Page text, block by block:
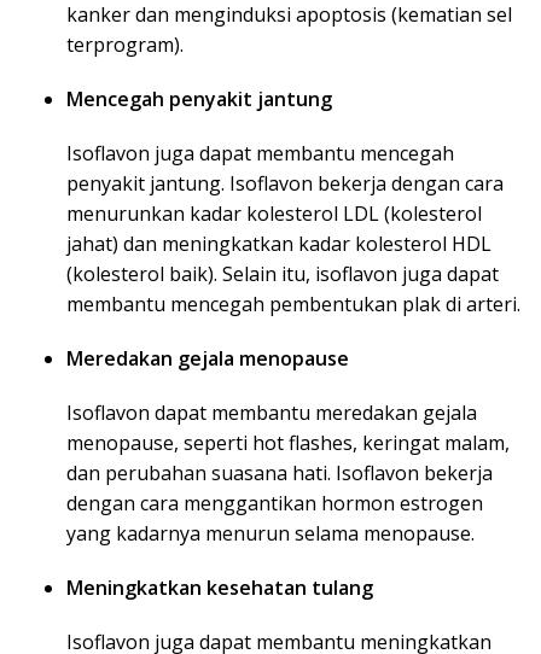
kanker dan menginduksi apoptosis (kematian sel
terprogram).
Mencegah penyakit jantung
Isoflavon juga dapat membantu mencegah
penyakit jantung. Isoflavon bekerja dengan cara
menurunkan kadar kolesterol LDL (kolesterol
jahat) dan meningkatkan kadar kolesterol HDL
(kolesterol baik). Selain itu, isoflavon juga dapat
membantu mencegah pembentukan plak di arteri.
Meredakan gejala menopause
Isoflavon dapat membantu meredakan gejala
menopause, seperti hot flashes, keringat malam,
dan perubahan suasana hati. Isoflavon bekerja
dengan cara menggantikan hormon estrogen
yang kadarnya menurun selama menopause.
Meningkatkan kesehatan tulang
Isoflavon juga dapat membantu meningkatkan